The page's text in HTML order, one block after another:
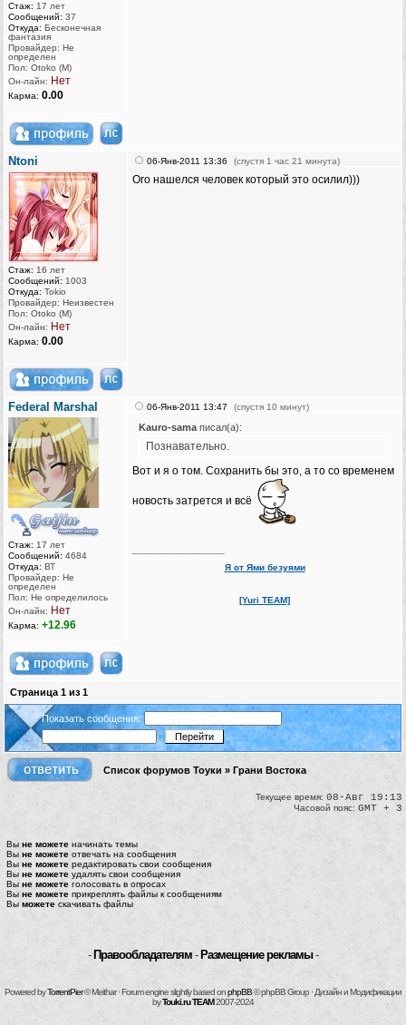
Стаж: 17 лет
Сообщений: 37
Откуда: Бесконечная
фантазия
Провайдер: Не
определен
Пол: Otoko (M)
Он-лайн: Нет
Карма: 0.00
Ntoni
Стаж: 16 лет
Сообщений: 1003
Откуда: Tokio
Провайдер: Неизвестен
Пол: Otoko (M)
Он-лайн: Нет
Карма: 0.00
06-Янв-2011 13:36 (спустя 1 час 21 минута)
Ого нашелся человек который это осилил)))
Federal Marshal
Стаж: 17 лет
Сообщений: 4684
Откуда: ВТ
Провайдер: Не
определен
Пол: Не определилось
Он-лайн: Нет
Карма: +12.96
06-Янв-2011 13:47 (спустя 10 минут)
Kauro-sama писал(а):
Познавательно.
Вот и я о том. Сохранить бы это, а то со временем
новость затрется и всё
Я от Ями безуями
[Yuri TEAM]
Страница 1 из 1
Показать сообщения:
Список форумов Тоуки » Грани Востока
Текущее время: 08-Авг 19:13
Часовой пояс: GMT + 3
Вы не можете начинать темы
Вы не можете отвечать на сообщения
Вы не можете редактировать свои сообщения
Вы не можете удалять свои сообщения
Вы не можете голосовать в опросах
Вы не можете прикреплять файлы к сообщениям
Вы можете скачивать файлы
- Правообладателям - Размещение рекламы-
Powered byTorrentPier© Meithar · Forum engine slightly based onphpBB© phpBB Group · Дизайн и Модификации
byTouki.ru TEAM2007-2024